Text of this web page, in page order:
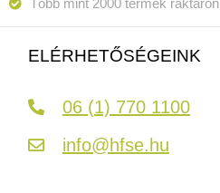
ELÉRHETŐSÉGEINK
06 (1) 770 1100
info@hfse.hu